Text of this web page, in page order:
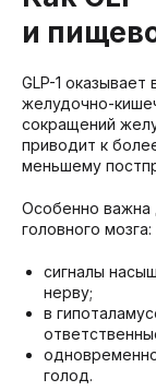
и
GLP-1
желудочно-
сокращений
приводит к
меньшему
Особенно важна
головного мозга:
сигналы
нерву;
в
голод.